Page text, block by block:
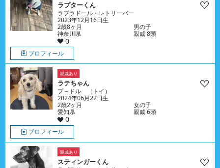
ラプターくん
ラブラドール・レトリーバー
2023年12月16日生
2歳8ヶ月
男の子
神奈川県
親戚 8頭
0
プロフィール
親戚あり
ラテちゃん
プ－ドル （トイ）
2024年06月22日生
2歳2ヶ月
女の子
愛知県
親戚 6頭
0
プロフィール
親戚あり
スティンガーくん